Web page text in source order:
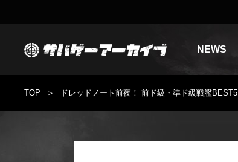
NEWS
TOP ドレッドノート前夜！ 前ド級・準ド級戦艦BEST5